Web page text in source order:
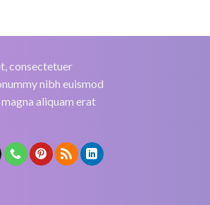
consectetuer
nibh euismod
aliquam erat